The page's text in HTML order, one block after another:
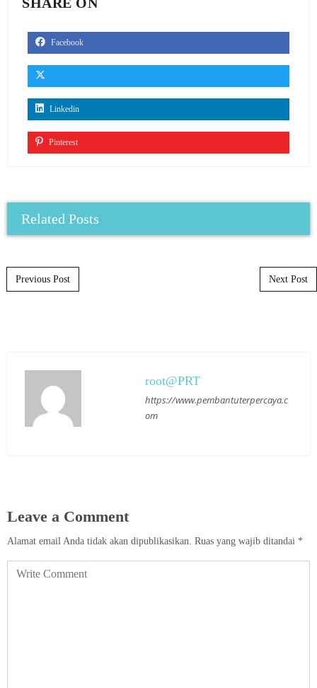
Facebook
Linkedin
Pinterest
Related Posts
Post navigation
Previous Post Next Post
root@PRT
https://www.pembantuterpercaya.c
om
Leave a Comment
Alamat email Anda tidak akan dipublikasikan. Ruas yang wajib ditandai *